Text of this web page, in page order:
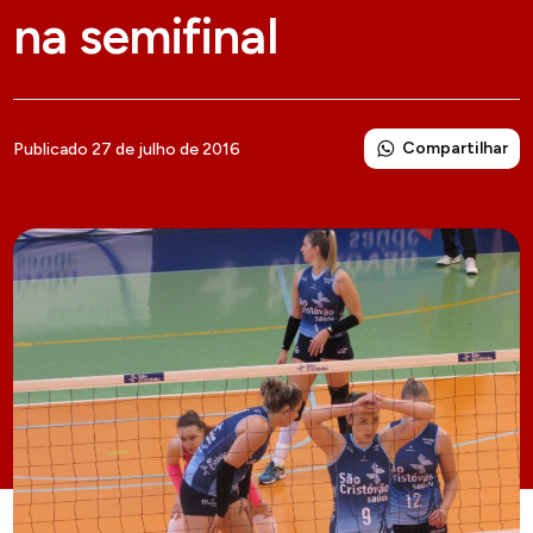
na semifinal
Publicado 27 de julho de 2016 Compartilhar